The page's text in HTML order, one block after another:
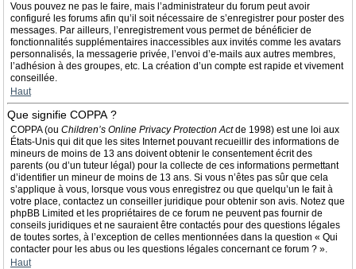
Vous pouvez ne pas le faire, mais l’administrateur du forum peut avoir
configuré les forums afin qu’il soit nécessaire de s’enregistrer pour poster des
messages. Par ailleurs, l’enregistrement vous permet de bénéficier de
fonctionnalités supplémentaires inaccessibles aux invités comme les avatars
personnalisés, la messagerie privée, l’envoi d’e-mails aux autres membres,
l’adhésion à des groupes, etc. La création d’un compte est rapide et vivement
conseillée.
Haut
Que signifie COPPA ?
COPPA (ou Children’s Online Privacy Protection Actde 1998) est une loi aux
États-Unis qui dit que les sites Internet pouvant recueillir des informations de
mineurs de moins de 13 ans doivent obtenir le consentement écrit des
parents (ou d’un tuteur légal) pour la collecte de ces informations permettant
d’identifier un mineur de moins de 13 ans. Si vous n’êtes pas sûr que cela
s’applique à vous, lorsque vous vous enregistrez ou que quelqu’un le fait à
votre place, contactez un conseiller juridique pour obtenir son avis. Notez que
phpBB Limited et les propriétaires de ce forum ne peuvent pas fournir de
conseils juridiques et ne sauraient être contactés pour des questions légales
de toutes sortes, à l’exception de celles mentionnées dans la question « Qui
contacter pour les abus ou les questions légales concernant ce forum ? ».
Haut